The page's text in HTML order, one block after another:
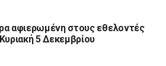
αφιερωμένη στους εθελοντές
5 Δεκεμβρίου